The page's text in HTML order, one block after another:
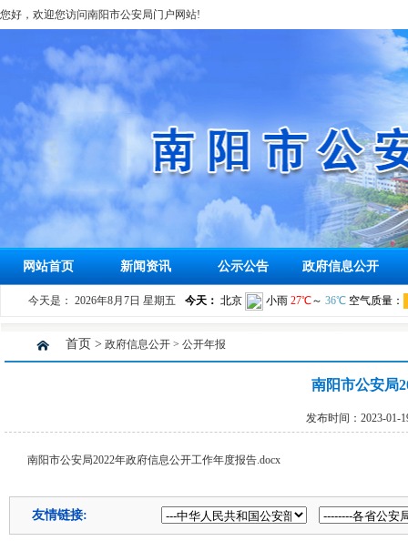
您好，欢迎您访问南阳市公安局门户网站!
网站首页 新闻资讯 公示公告 政府信息公开
今天是： 2026年8月7日 星期五
首页 > 政府信息公开 > 公开年报
南阳市公安局
发布时间：2023-01-
南阳市公安局2022年政府信息公开工作年度报告.docx
友情链接: